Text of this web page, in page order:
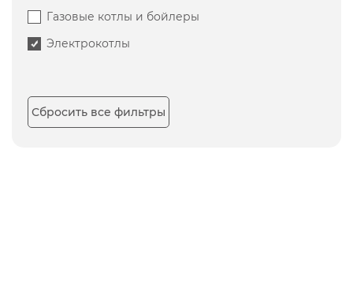
Газовые котлы и бойлеры
Электрокотлы
Сбросить все фильтры